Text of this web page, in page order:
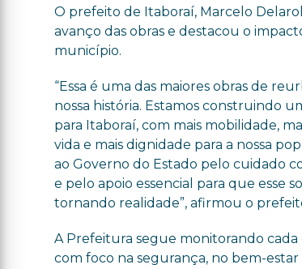
O prefeito de Itaboraí, Marcelo
avanço das obras e destacou o
município.
“Essa é uma das maiores obras de
nossa história. Estamos construindo
para Itaboraí, com mais mobilidade,
vida e mais dignidade para a nossa
ao Governo do Estado pelo cuidado
e pelo apoio essencial para que esse
tornando realidade”, afirmou o
A Prefeitura segue monitorando
com foco na segurança, no bem-